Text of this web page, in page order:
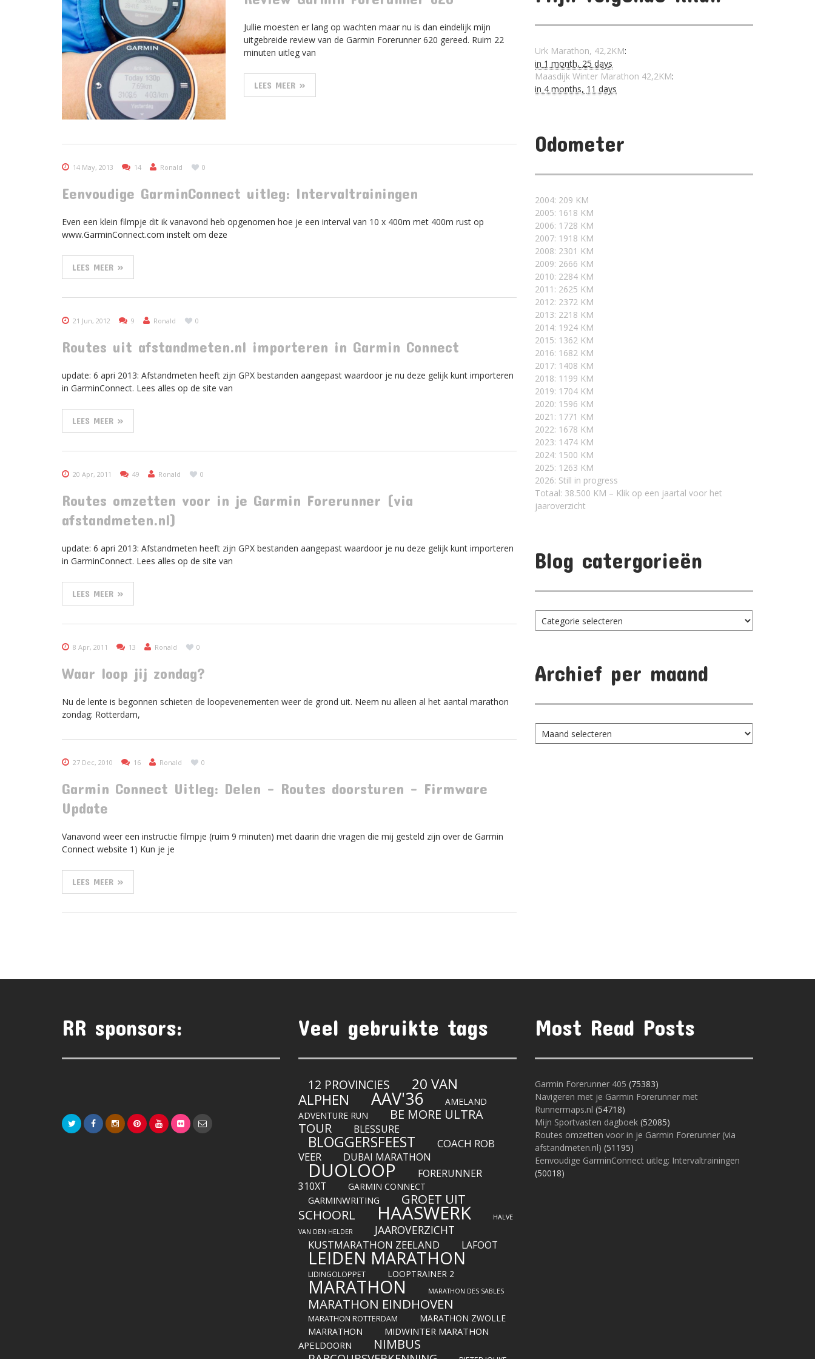
Jullie moesten er lang op wachten maar nu is dan eindelijk mijn
uitgebreide review van de Garmin Forerunner 620 gereed. Ruim 22
minuten uitleg van
LEES MEER »
14 May, 2013 14 Ronald 0
Eenvoudige GarminConnect uitleg: Intervaltrainingen
Even een klein filmpje dit ik vanavond heb opgenomen hoe je een interval van 10 x 400m met 400m rust op
www.GarminConnect.com instelt om deze
LEES MEER »
21 Jun, 2012 9 Ronald 0
Routes uit afstandmeten.nl importeren in Garmin Connect
update: 6 apri 2013: Afstandmeten heeft zijn GPX bestanden aangepast waardoor je nu deze gelijk kunt importeren
in GarminConnect. Lees alles op de site van
LEES MEER »
20 Apr, 2011 49 Ronald 0
Routes omzetten voor in je Garmin Forerunner (via
afstandmeten.nl)
update: 6 apri 2013: Afstandmeten heeft zijn GPX bestanden aangepast waardoor je nu deze gelijk kunt importeren
in GarminConnect. Lees alles op de site van
LEES MEER »
8 Apr, 2011 13 Ronald 0
Waar loop jij zondag?
Nu de lente is begonnen schieten de loopevenementen weer de grond uit. Neem nu alleen al het aantal marathon
zondag: Rotterdam,
27 Dec, 2010 16 Ronald 0
Garmin Connect Uitleg: Delen – Routes doorsturen – Firmware
Update
Vanavond weer een instructie filmpje (ruim 9 minuten) met daarin drie vragen die mij gesteld zijn over de Garmin
Connect website 1) Kun je je
LEES MEER »
Urk Marathon, 42,2KM:
in 1 month, 25 days
Maasdijk Winter Marathon 42,2KM:
in 4 months, 11 days
Odometer
2004: 209 KM
2005: 1618 KM
2006: 1728 KM
2007: 1918 KM
2008: 2301 KM
2009: 2666 KM
2010: 2284 KM
2011: 2625 KM
2012: 2372 KM
2013: 2218 KM
2014: 1924 KM
2015: 1362 KM
2016: 1682 KM
2017: 1408 KM
2018: 1199 KM
2019: 1704 KM
2020: 1596 KM
2021: 1771 KM
2022: 1678 KM
2023: 1474 KM
2024: 1500 KM
2025: 1263 KM
2026: Still in progress
Totaal: 38.500 KM – Klik op een jaartal voor het
jaaroverzicht
Blog catergorieën
Blog
catergorieën
Archief per maand
Archief
per
RR sponsors: Veel gebruikte tags
12 PROVINCIES
20 VAN
ALPHEN
AAV'36
AMELAND
ADVENTURE RUN
BE MORE ULTRA
TOUR
BLESSURE
BLOGGERSFEEST
COACH ROB
VEER
DUBAI MARATHON
DUOLOOP
FORERUNNER
310XT
GARMIN CONNECT
GARMINWRITING
GROET UIT
SCHOORL
HAASWERK
HALVE
VAN DEN HELDER
JAAROVERZICHT
KUSTMARATHON ZEELAND LAFOOT
LEIDEN MARATHON
LIDINGOLOPPET LOOPTRAINER 2
MARATHON MARATHON DES SABLES
MARATHON EINDHOVEN
MARATHON ROTTERDAM
MARATHON ZWOLLE
MARRATHON
MIDWINTER MARATHON
APELDOORN
NIMBUS
Most Read Posts
Garmin Forerunner 405 (75383)
Navigeren met je Garmin Forerunner met
Runnermaps.nl (54718)
Mijn Sportvasten dagboek (52085)
Routes omzetten voor in je Garmin Forerunner (via
afstandmeten.nl) (51195)
Eenvoudige GarminConnect uitleg: Intervaltrainingen
(50018)